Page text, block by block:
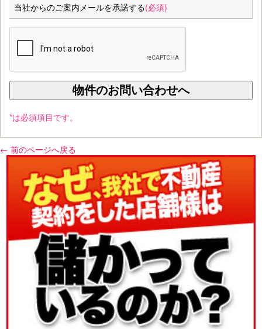
当社からのご案内メールを承諾する(必須)
*は必須項目です。
← 前のページへ戻る